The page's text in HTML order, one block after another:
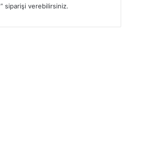
” siparişi verebilirsiniz.